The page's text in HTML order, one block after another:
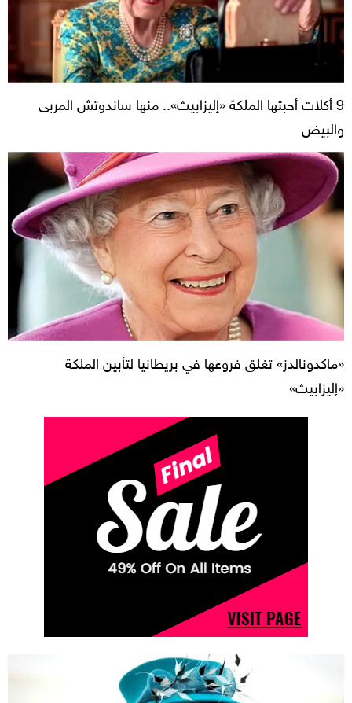
9 أكلات أحبتها الملكة «إليزابيث».. منها ساندوتش المربى
والبيض
«ماكدونالدز» تغلق فروعها في بريطانيا لتأبين الملكة
«إليزابيث»